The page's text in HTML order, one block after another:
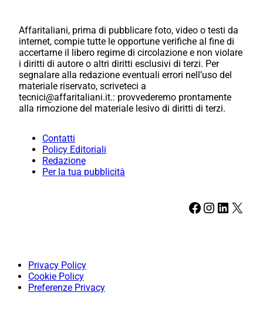
Affaritaliani, prima di pubblicare foto, video o testi da
internet, compie tutte le opportune verifiche al fine di
accertarne il libero regime di circolazione e non violare
i diritti di autore o altri diritti esclusivi di terzi. Per
segnalare alla redazione eventuali errori nell’uso del
materiale riservato, scriveteci a
tecnici@affaritaliani.it.: provvederemo prontamente
alla rimozione del materiale lesivo di diritti di terzi.
Contatti
Policy Editoriali
Redazione
Per la tua pubblicità
Facebook Instagram LinkedIn X
Privacy Policy
Cookie Policy
Preferenze Privacy